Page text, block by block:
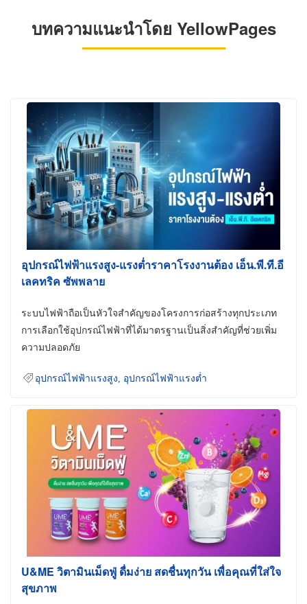
บทความแนะนำโดย YellowPages
อุปกรณ์ไฟฟ้าแรงสูง-แรงต่ำราคาโรงงานต้อง เอ็น.พี.ที.อี
เลคทริค ซัพพลาย
ระบบไฟฟ้าถือเป็นหัวใจสำคัญของโครงการก่อสร้างทุกประเภท
การเลือกใช้อุปกรณ์ไฟฟ้าที่ได้มาตรฐานเป็นสิ่งสำคัญที่ช่วยเพิ่ม
ความปลอดภัย
อุปกรณ์ไฟฟ้าแรงสูง อุปกรณ์ไฟฟ้าแรงต่ำ
U&ME วิตามินเม็ดฟู่ ดื่มง่าย สดชื่นทุกวัน เพื่อคุณที่ใส่ใจ
สุขภาพ